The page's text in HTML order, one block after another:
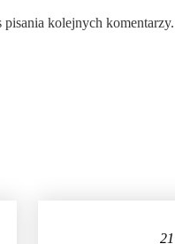
pisania kolejnych komentarzy.